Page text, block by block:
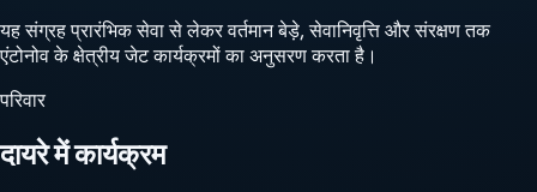
यह संग्रह प्रारंभिक सेवा से लेकर वर्तमान बेड़े, सेवानिवृत्ति और संरक्षण तक
एंटोनोव के क्षेत्रीय जेट कार्यक्रमों का अनुसरण करता है।
परिवार
दायरे में कार्यक्रम